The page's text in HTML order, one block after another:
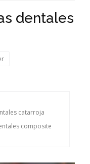
dentales
catarroja
composite